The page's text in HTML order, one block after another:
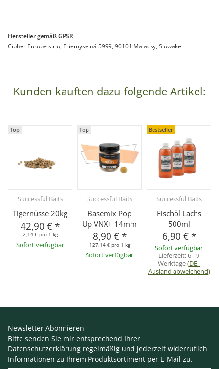
Hersteller gemäß GPSR
Cipher Europe s.r.o, Priemyselná 5999, 90101 Malacky, Slowakei
Kunden kauften dazu folgende Artikel:
Top
Successful Baits
Tigernüsse 20kg
42,90 € *
2,14 € pro 1 kg
Sofort verfügbar
Top
Successful Baits
Basemix Pop
Up VNX+ 14mm
8,90 € *
127,14 € pro 1 kg
Sofort verfügbar
Bestseller
Successful Baits
Fischöl Lachs
500ml
6,90 € *
Sofort verfügbar
Lieferzeit:6 - 9
Werktage(DE -
Ausland abweichend)
Newsletter Abonnieren
Bitte senden Sie mir entsprechend Ihrer
Datenschutzerklärung regelmäßig und jederzeit widerruflich
Informationen zu Ihrem Produktsortiment per E-Mail zu.